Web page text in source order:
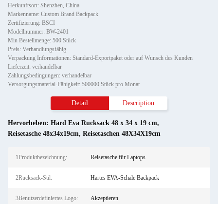
Herkunftsort: Shenzhen, China
Markenname: Custom Brand Backpack
Zertifizierung: BSCI
Modellnummer: BW-2401
Min Bestellmenge: 500 Stück
Preis: Verhandlungsfähig
Verpackung Informationen: Standard-Exportpaket oder auf Wunsch des Kunden
Lieferzeit: verhandelbar
Zahlungsbedingungen: verhandelbar
Versorgungsmaterial-Fähigkeit: 500000 Stück pro Monat
Detail Description
Hervorheben: Hard Eva Rucksack 48 x 34 x 19 cm,
Reisetasche 48x34x19cm, Reisetaschen 48X34X19cm
1Produktbezeichnung: Reisetasche für Laptops
2Rucksack-Stil: Hartes EVA-Schale Backpack
3Benutzerdefiniertes Logo: Akzeptieren.